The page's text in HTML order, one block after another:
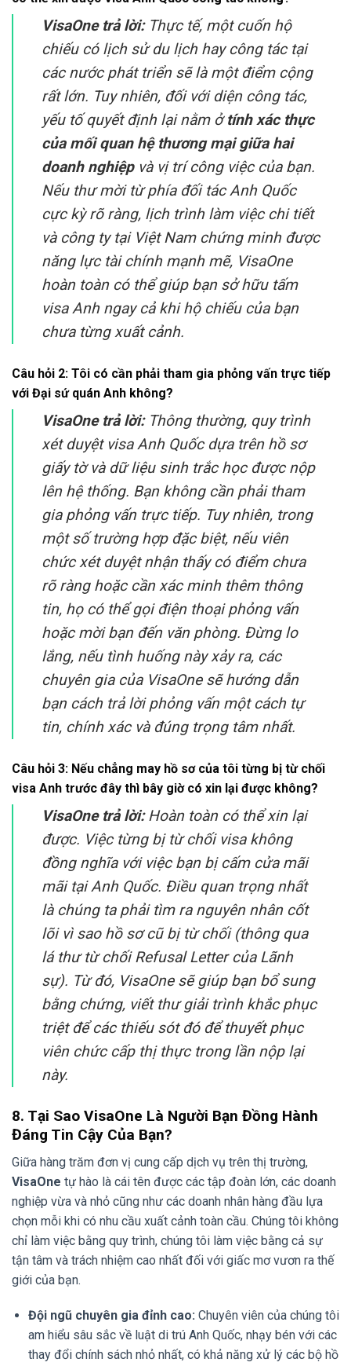
VisaOne trả lời:Thực tế, một cuốn hộ
chiếu có lịch sử du lịch hay công tác tại
các nước phát triển sẽ là một điểm cộng
rất lớn. Tuy nhiên, đối với diện công tác,
yếu tố quyết định lại nằm ởtính xác thực
của mối quan hệ thương mại giữa hai
doanh nghiệpvà vị trí công việc của bạn.
Nếu thư mời từ phía đối tác Anh Quốc
cực kỳ rõ ràng, lịch trình làm việc chi tiết
và công ty tại Việt Nam chứng minh được
năng lực tài chính mạnh mẽ, VisaOne
hoàn toàn có thể giúp bạn sở hữu tấm
visa Anh ngay cả khi hộ chiếu của bạn
chưa từng xuất cảnh.
Câu hỏi 2: Tôi có cần phải tham gia phỏng vấn trực tiếp
với Đại sứ quán Anh không?
VisaOne trả lời:Thông thường, quy trình
xét duyệt visa Anh Quốc dựa trên hồ sơ
giấy tờ và dữ liệu sinh trắc học được nộp
lên hệ thống. Bạn không cần phải tham
gia phỏng vấn trực tiếp. Tuy nhiên, trong
một số trường hợp đặc biệt, nếu viên
chức xét duyệt nhận thấy có điểm chưa
rõ ràng hoặc cần xác minh thêm thông
tin, họ có thể gọi điện thoại phỏng vấn
hoặc mời bạn đến văn phòng. Đừng lo
lắng, nếu tình huống này xảy ra, các
chuyên gia của VisaOne sẽ hướng dẫn
bạn cách trả lời phỏng vấn một cách tự
tin, chính xác và đúng trọng tâm nhất.
Câu hỏi 3: Nếu chẳng may hồ sơ của tôi từng bị từ chối
visa Anh trước đây thì bây giờ có xin lại được không?
VisaOne trả lời:Hoàn toàn có thể xin lại
được. Việc từng bị từ chối visa không
đồng nghĩa với việc bạn bị cấm cửa mãi
mãi tại Anh Quốc. Điều quan trọng nhất
là chúng ta phải tìm ra nguyên nhân cốt
lõi vì sao hồ sơ cũ bị từ chối (thông qua
lá thư từ chối Refusal Letter của Lãnh
sự). Từ đó, VisaOne sẽ giúp bạn bổ sung
bằng chứng, viết thư giải trình khắc phục
triệt để các thiếu sót đó để thuyết phục
viên chức cấp thị thực trong lần nộp lại
này.
8. Tại Sao VisaOne Là Người Bạn Đồng Hành
Đáng Tin Cậy Của Bạn?
Giữa hàng trăm đơn vị cung cấp dịch vụ trên thị trường,
VisaOne tự hào là cái tên được các tập đoàn lớn, các doanh
nghiệp vừa và nhỏ cũng như các doanh nhân hàng đầu lựa
chọn mỗi khi có nhu cầu xuất cảnh toàn cầu. Chúng tôi không
chỉ làm việc bằng quy trình, chúng tôi làm việc bằng cả sự
tận tâm và trách nhiệm cao nhất đối với giấc mơ vươn ra thế
giới của bạn.
Đội ngũ chuyên gia đỉnh cao: Chuyên viên của chúng tôi
am hiểu sâu sắc về luật di trú Anh Quốc, nhạy bén với các
thay đổi chính sách nhỏ nhất, có khả năng xử lý các bộ hồ